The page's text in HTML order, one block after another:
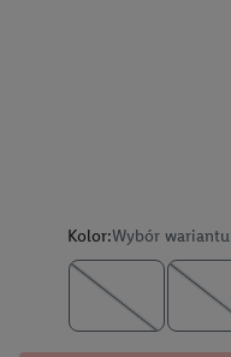
Kolor:Wybór wariantu